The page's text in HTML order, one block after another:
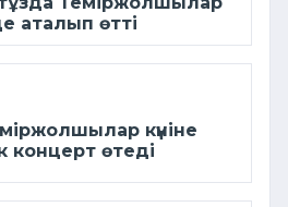
аталып өтті
күніне
концерт өтеді